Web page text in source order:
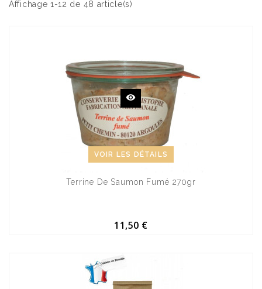
Affichage 1-12 de 48 article(s)
VOIR LES DÉTAILS
Terrine De Saumon Fumé 270gr
11,50 €